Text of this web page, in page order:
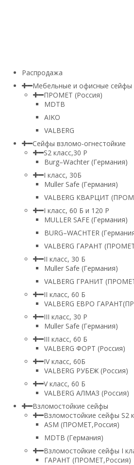
Распродажа
Мебельные и офисные сейфы
ПРОМЕТ (Россия)
MDTB
AIKO
VALBERG
Сейфы взломо-огнестойкие
S2 класс,30 Р
Burg–Wachter (Германия)
I класс, 30Б
Muller Safe (Германия)
VALBERG КВАРЦИТ
I класс, 60 Б и 120 Р
MULLER SAFE (Германия)
BURG–WACHTER
VALBERG ГАРАНТ
II класс, 30 Б
Muller Safe (Германия)
VALBERG ГРАНИТ
II класс, 60 Б
VALBERG ЕВРО
III класс, 30 Р
Muller Safe (Германия)
III класс, 60 Б
VALBERG ФОРТ (Россия)
IV класс, 60Б
VALBERG РУБЕЖ (Россия)
V класс, 60 Б
VALBERG АЛМАЗ (Россия)
Взломостойкие сейфы
Взломостойкие сейфы S2
ASM (ПРОМЕТ,Россия)
MDTB (Германия)
Взломостойкие сейфы I
ГАРАНТ (ПРОМЕТ,Россия)